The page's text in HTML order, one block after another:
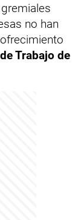
no han
Trabajo de